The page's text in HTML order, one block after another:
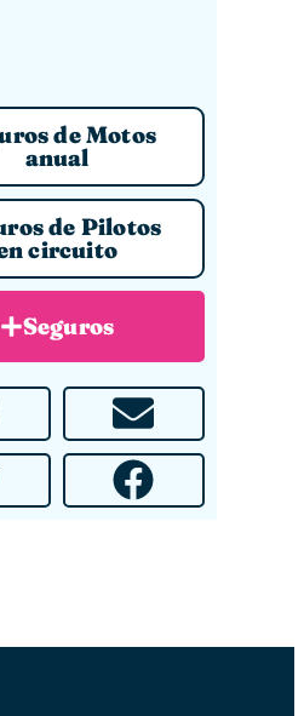
de Motos
anual
de Pilotos
circuito
Seguros